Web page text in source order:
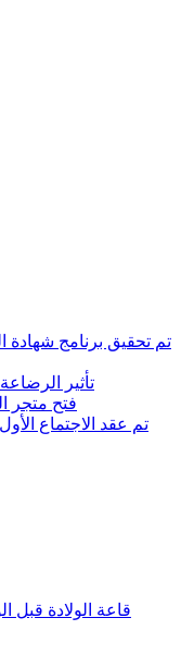
تم تحقيق برنامج شهادة
تأثير
(فتح متجر الاعمال
تم عقد الاجتماع
(قاعة الولادة قبل